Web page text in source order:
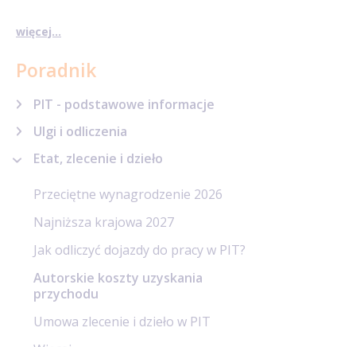
więcej...
Poradnik
PIT - podstawowe informacje
Ulgi i odliczenia
Etat, zlecenie i dzieło
Przeciętne wynagrodzenie 2026
Najniższa krajowa 2027
Jak odliczyć dojazdy do pracy w PIT?
Autorskie koszty uzyskania
przychodu
Umowa zlecenie i dzieło w PIT